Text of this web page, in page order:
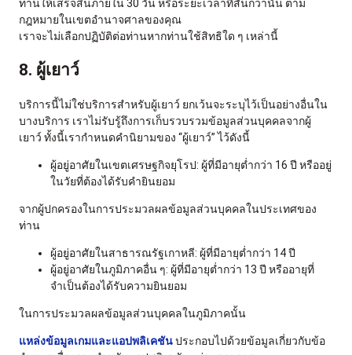
ท่านให้เสร็จสิ้นภายใน 30 วัน หรือระยะเวลาที่สั้นกว่านั้น ตาม
กฎหมายในเขตอำนาจศาลของคุณ
เราจะไม่เลือกปฏิบัติต่อท่านหากท่านใช้สิทธิใด ๆ เหล่านี้
8. ผู้เยาว์
บริการนี้ไม่ใช่บริการสำหรับผู้เยาว์ ยกเว้นจะระบุไว้เป็นอย่างอื่นใน
บางบริการ เราไม่รับรู้ถึงการเก็บรวบรวมข้อมูลส่วนบุคคลจากผู้
เยาว์ ทั้งนี้เรากำหนดคำนิยามของ “ผู้เยาว์” ไว้ดังนี้
ผู้อยู่อาศัยในเขตเศรษฐกิจยุโรป: ผู้ที่มีอายุต่ำกว่า 16 ปี หรืออยู่
ในวัยที่ต้องได้รับคำยินยอม
จากผู้ปกครองในการประมวลผลข้อมูลส่วนบุคคลในประเทศของ
ท่าน
ผู้อยู่อาศัยในสาธารณรัฐเกาหลี: ผู้ที่มีอายุต่ำกว่า 14 ปี
ผู้อยู่อาศัยในภูมิภาคอื่น ๆ: ผู้ที่มีอายุต่ำกว่า 13 ปี หรืออายุที่
จำเป็นต้องได้รับความยินยอม
ในการประมวลผลข้อมูลส่วนบุคคลในภูมิภาคนั้น
แหล่งข้อมูลเกมและแอปพลิเคชันประกอบไปด้วยข้อมูลเกี่ยวกับข้อ